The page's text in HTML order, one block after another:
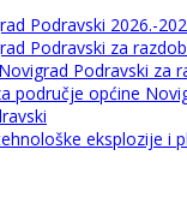
Podravski 2026.-
Podravski za
Podravski za
područje općine
eksplozije i